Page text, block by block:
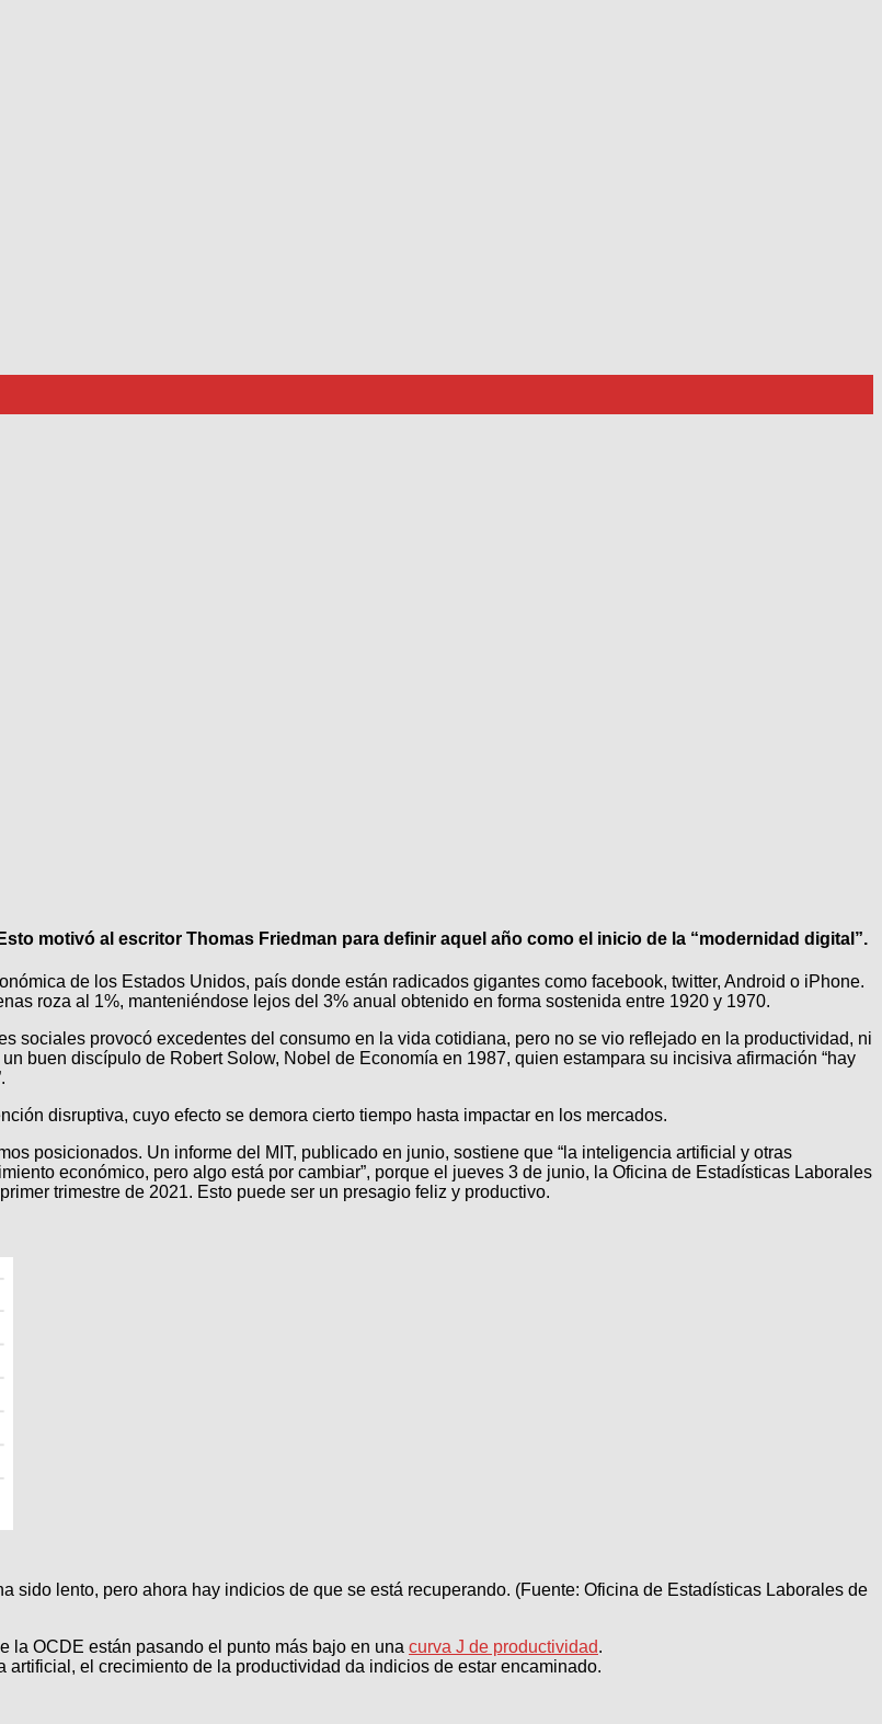
motivó al escritor Thomas Friedman para definir aquel año como el inicio de la “modernidad digital”.
de los Estados Unidos, país donde están radicados gigantes como facebook, twitter, Android o iPhone.
roza al 1%, manteniéndose lejos del 3% anual obtenido en forma sostenida entre 1920 y 1970.
sociales provocó excedentes del consumo en la vida cotidiana, pero no se vio reflejado en la productividad, ni
buen discípulo de Robert Solow, Nobel de Economía en 1987, quien estampara su incisiva afirmación “hay
disruptiva, cuyo efecto se demora cierto tiempo hasta impactar en los mercados.
posicionados. Un informe del MIT, publicado en junio, sostiene que “la inteligencia artificial y otras
económico, pero algo está por cambiar”, porque el jueves 3 de junio, la Oficina de Estadísticas Laborales
trimestre de 2021. Esto puede ser un presagio feliz y productivo.
sido lento, pero ahora hay indicios de que se está recuperando. (Fuente: Oficina de Estadísticas Laborales de
la OCDE están pasando el punto más bajo en una curva J de productividad.
el crecimiento de la productividad da indicios de estar encaminado.